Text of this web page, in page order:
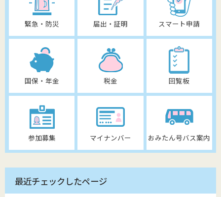
緊急・防災 届出・証明 スマート申請
国保・年金 税金 回覧板
参加募集 マイナンバー おみたん号バス案内
最近チェックしたページ